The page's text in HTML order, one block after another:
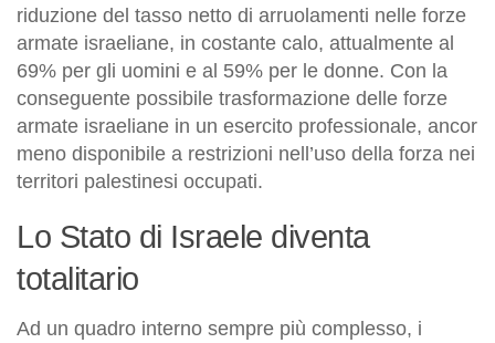
riduzione del tasso netto di arruolamenti nelle forze
armate israeliane, in costante calo, attualmente al
69% per gli uomini e al 59% per le donne. Con la
conseguente possibile trasformazione delle forze
armate israeliane in un esercito professionale, ancor
meno disponibile a restrizioni nell’uso della forza nei
territori palestinesi occupati.
Lo Stato di Israele diventa
totalitario
Ad un quadro interno sempre più complesso, i